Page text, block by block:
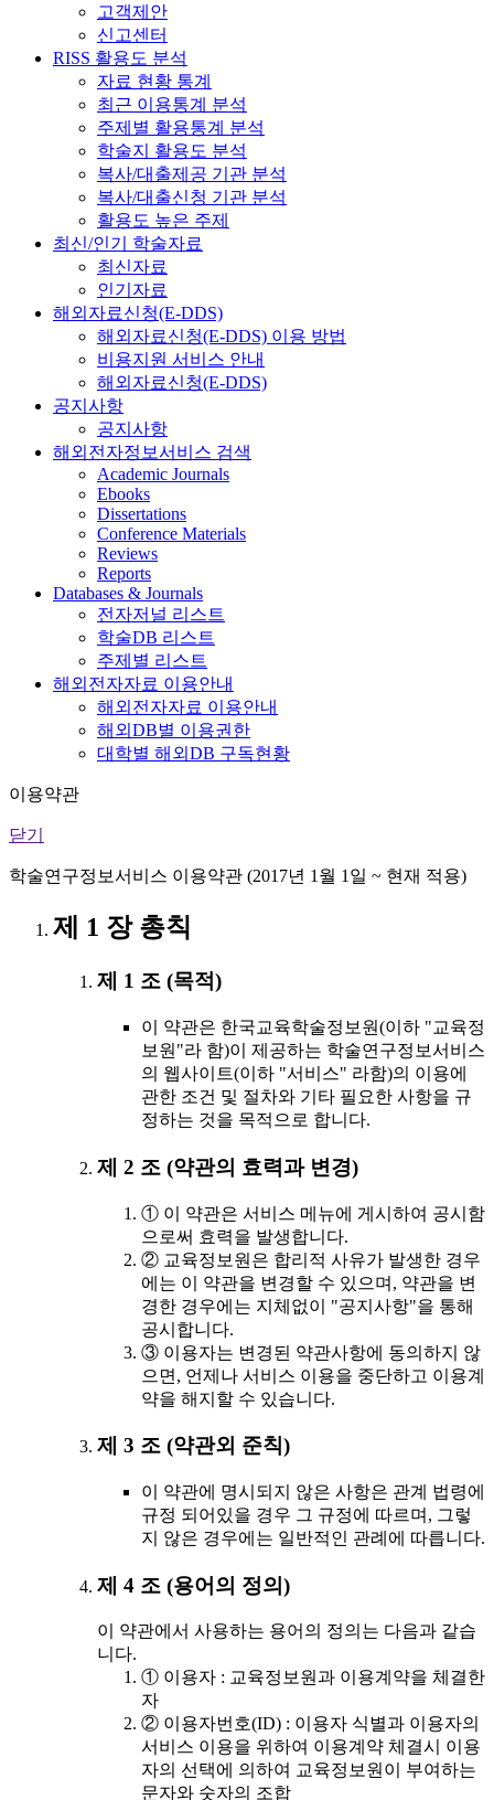
고객제안
신고센터
RISS 활용도 분석
자료 현황 통계
최근 이용통계 분석
주제별 활용통계 분석
학술지 활용도 분석
복사/대출제공 기관 분석
복사/대출신청 기관 분석
활용도 높은 주제
최신/인기 학술자료
최신자료
인기자료
해외자료신청(E-DDS)
해외자료신청(E-DDS) 이용 방법
비용지원 서비스 안내
해외자료신청(E-DDS)
공지사항
공지사항
해외전자정보서비스 검색
Academic Journals
Ebooks
Dissertations
Conference Materials
Reviews
Reports
Databases & Journals
전자저널 리스트
학술DB 리스트
주제별 리스트
해외전자자료 이용안내
해외전자자료 이용안내
해외DB별 이용권한
대학별 해외DB 구독현황
이용약관
닫기
학술연구정보서비스 이용약관 (2017년 1월 1일 ~ 현재 적용)
제 1 장 총칙
제 1 조 (목적)
이 약관은 한국교육학술정보원(이하 "교육정
보원"라 함)이 제공하는 학술연구정보서비스
의 웹사이트(이하 "서비스" 라함)의 이용에
관한 조건 및 절차와 기타 필요한 사항을 규
정하는 것을 목적으로 합니다.
제 2 조 (약관의 효력과 변경)
① 이 약관은 서비스 메뉴에 게시하여 공시함
으로써 효력을 발생합니다.
② 교육정보원은 합리적 사유가 발생한 경우
에는 이 약관을 변경할 수 있으며, 약관을 변
경한 경우에는 지체없이 "공지사항"을 통해
공시합니다.
③ 이용자는 변경된 약관사항에 동의하지 않
으면, 언제나 서비스 이용을 중단하고 이용계
약을 해지할 수 있습니다.
제 3 조 (약관외 준칙)
이 약관에 명시되지 않은 사항은 관계 법령에
규정 되어있을 경우 그 규정에 따르며, 그렇
지 않은 경우에는 일반적인 관례에 따릅니다.
제 4 조 (용어의 정의)
이 약관에서 사용하는 용어의 정의는 다음과 같습
니다.
① 이용자 : 교육정보원과 이용계약을 체결한
자
② 이용자번호(ID) : 이용자 식별과 이용자의
서비스 이용을 위하여 이용계약 체결시 이용
자의 선택에 의하여 교육정보원이 부여하는
문자와 숫자의 조합